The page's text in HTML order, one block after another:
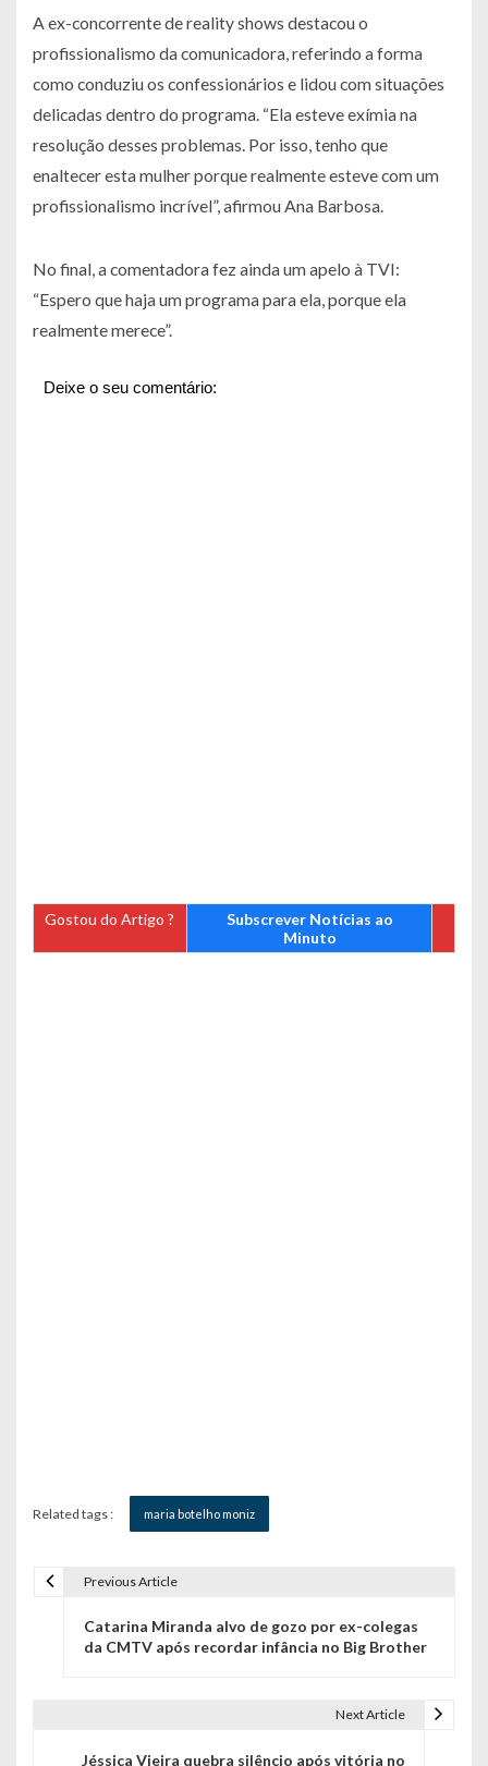
A ex-concorrente de reality shows destacou o
profissionalismo da comunicadora, referindo a forma
como conduziu os confessionários e lidou com situações
delicadas dentro do programa. “Ela esteve exímia na
resolução desses problemas. Por isso, tenho que
enaltecer esta mulher porque realmente esteve com um
profissionalismo incrível”, afirmou Ana Barbosa.
No final, a comentadora fez ainda um apelo à TVI:
“Espero que haja um programa para ela, porque ela
realmente merece”.
Deixe o seu comentário:
Gostou do Artigo ?
Subscrever Notícias ao
Minuto
Related tags : maria botelho moniz
Previous Article
Catarina Miranda alvo de gozo por ex-colegas
da CMTV após recordar infância no Big Brother
Next Article
Jéssica Vieira quebra silêncio após vitória no